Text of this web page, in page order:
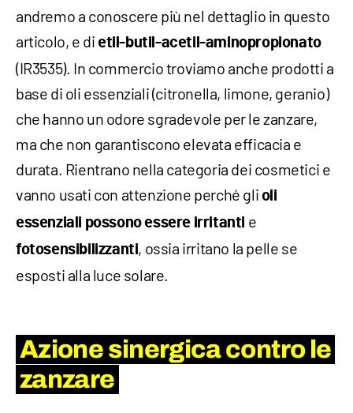
andremo a conoscere più nel dettaglio in questo
articolo, e di etil-butil-acetil-aminopropionato
(IR3535). In commercio troviamo anche prodotti a
base di oli essenziali (citronella, limone, geranio)
che hanno un odore sgradevole per le zanzare,
ma che non garantiscono elevata efficacia e
durata. Rientrano nella categoria dei cosmetici e
vanno usati con attenzione perché gli oli
essenziali possono essere irritanti e
fotosensibilizzanti, ossia irritano la pelle se
esposti alla luce solare.
Azione sinergica contro le
zanzare